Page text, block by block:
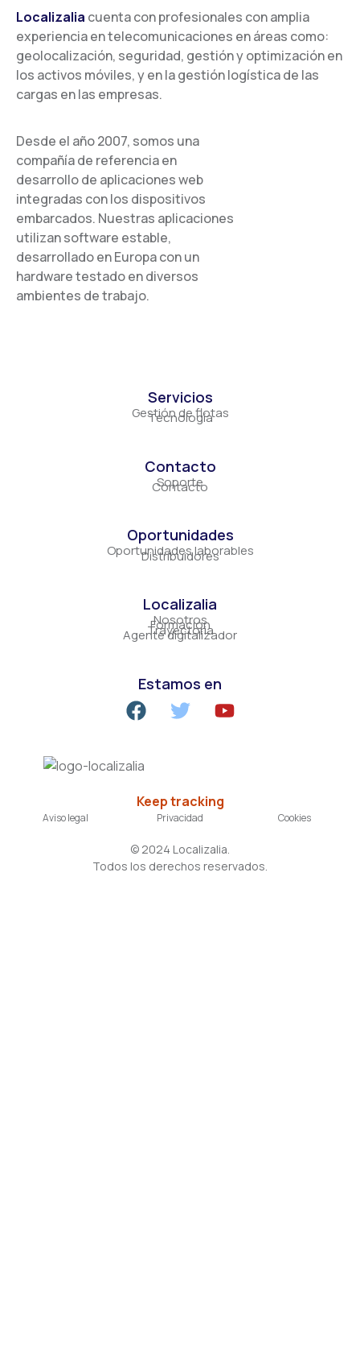
Localizalia cuenta con profesionales con amplia
experiencia en telecomunicaciones en áreas como:
geolocalización, seguridad, gestión y optimización en
los activos móviles, y en la gestión logística de las
cargas en las empresas.
Desde el año 2007, somos una
compañía de referencia en
desarrollo de aplicaciones web
integradas con los dispositivos
embarcados. Nuestras aplicaciones
utilizan software estable,
desarrollado en Europa con un
hardware testado en diversos
ambientes de trabajo.
Servicios
Gestión de flotas
Tecnología
Contacto
Soporte
Contacto
Oportunidades
Oportunidades laborables
Distribuidores
Localizalia
Nosotros
Formación
Trayectoria
Agente digitalizador
Estamos en
Keep tracking
Aviso legal Privacidad Cookies
© 2024 Localizalia.
Todos los derechos reservados.